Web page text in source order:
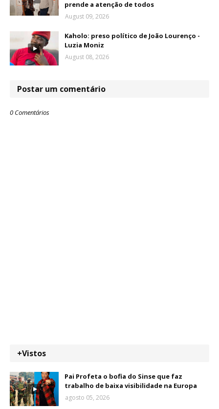
prende a atenção de todos
August 09, 2026
Kaholo: preso político de João Lourenço -
Luzia Moniz
August 08, 2026
Postar um comentário
0 Comentários
+Vistos
Pai Profeta o bofia do Sinse que faz
trabalho de baixa visibilidade na Europa
agosto 05, 2026